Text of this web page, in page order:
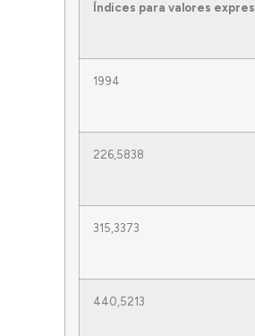
Índices para valores
1994
226,5838
315,3373
440,5213